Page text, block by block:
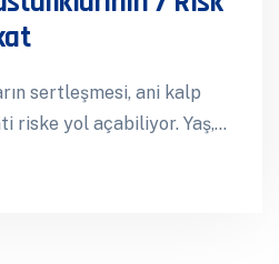
sertleşmesi, ani kalp
riske yol açabiliyor. Yaş,